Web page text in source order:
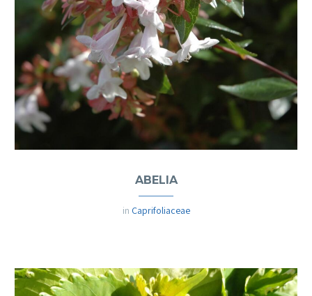
ABELIA
in Caprifoliaceae